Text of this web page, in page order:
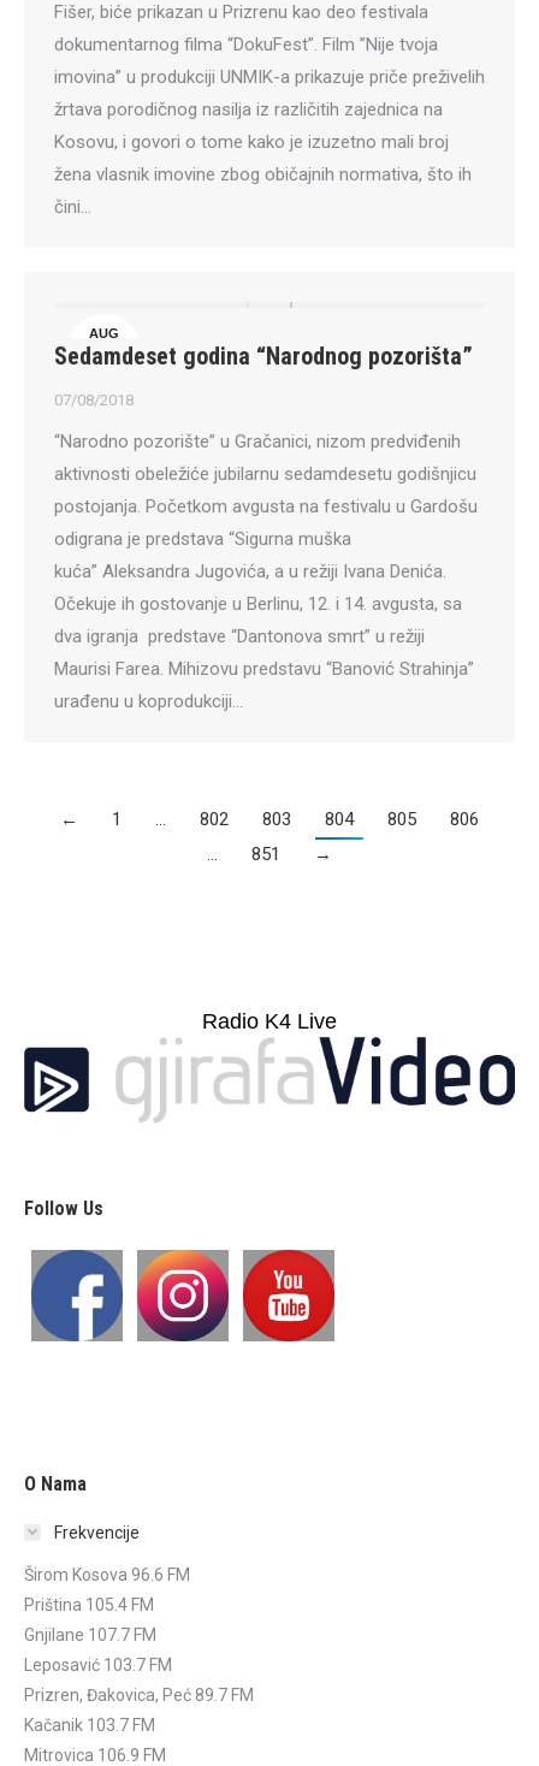
Fišer, biće prikazan u Prizrenu kao deo festivala
dokumentarnog filma “DokuFest”. Film ”Nije tvoja
imovina” u produkciji UNMIK-a prikazuje priče preživelih
žrtava porodičnog nasilja iz različitih zajednica na
Kosovu, i govori o tome kako je izuzetno mali broj
žena vlasnik imovine zbog običajnih normativa, što ih
čini…
AUG
7
Sedamdeset godina “Narodnog pozorišta”
07/08/2018
“Narodno pozorište” u Gračanici, nizom predviđenih
aktivnosti obeležiće jubilarnu sedamdesetu godišnjicu
postojanja. Početkom avgusta na festivalu u Gardošu
odigrana je predstava “Sigurna muška
kuća” Aleksandra Jugovića, a u režiji Ivana Denića.
Očekuje ih gostovanje u Berlinu, 12. i 14. avgusta, sa
dva igranja predstave “Dantonova smrt” u režiji
Maurisi Farea. Mihizovu predstavu “Banović Strahinja”
urađenu u koprodukciji…
← 1 … 802 803 804 805
806
…
851 →
Radio K4 Live
Follow Us
O Nama
Frekvencije
Širom Kosova 96.6 FM
Priština 105.4 FM
Gnjilane 107.7 FM
Leposavić 103.7 FM
Prizren, Đakovica, Peć 89.7 FM
Kačanik 103.7 FM
Mitrovica 106.9 FM